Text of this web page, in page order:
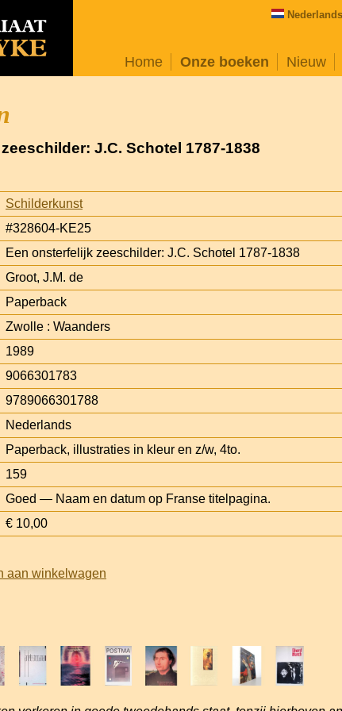
Nederlands
Home Onze boeken Nieuw
J.C. Schotel 1787-1838
Schilderkunst
#328604-KE25
Een onsterfelijk zeeschilder: J.C. Schotel 1787-1838
Groot, J.M. de
Paperback
Zwolle : Waanders
1989
9066301783
9789066301788
Nederlands
Paperback, illustraties in kleur en z/w, 4to.
159
Goed — Naam en datum op Franse titelpagina.
€ 10,00
aan winkelwagen